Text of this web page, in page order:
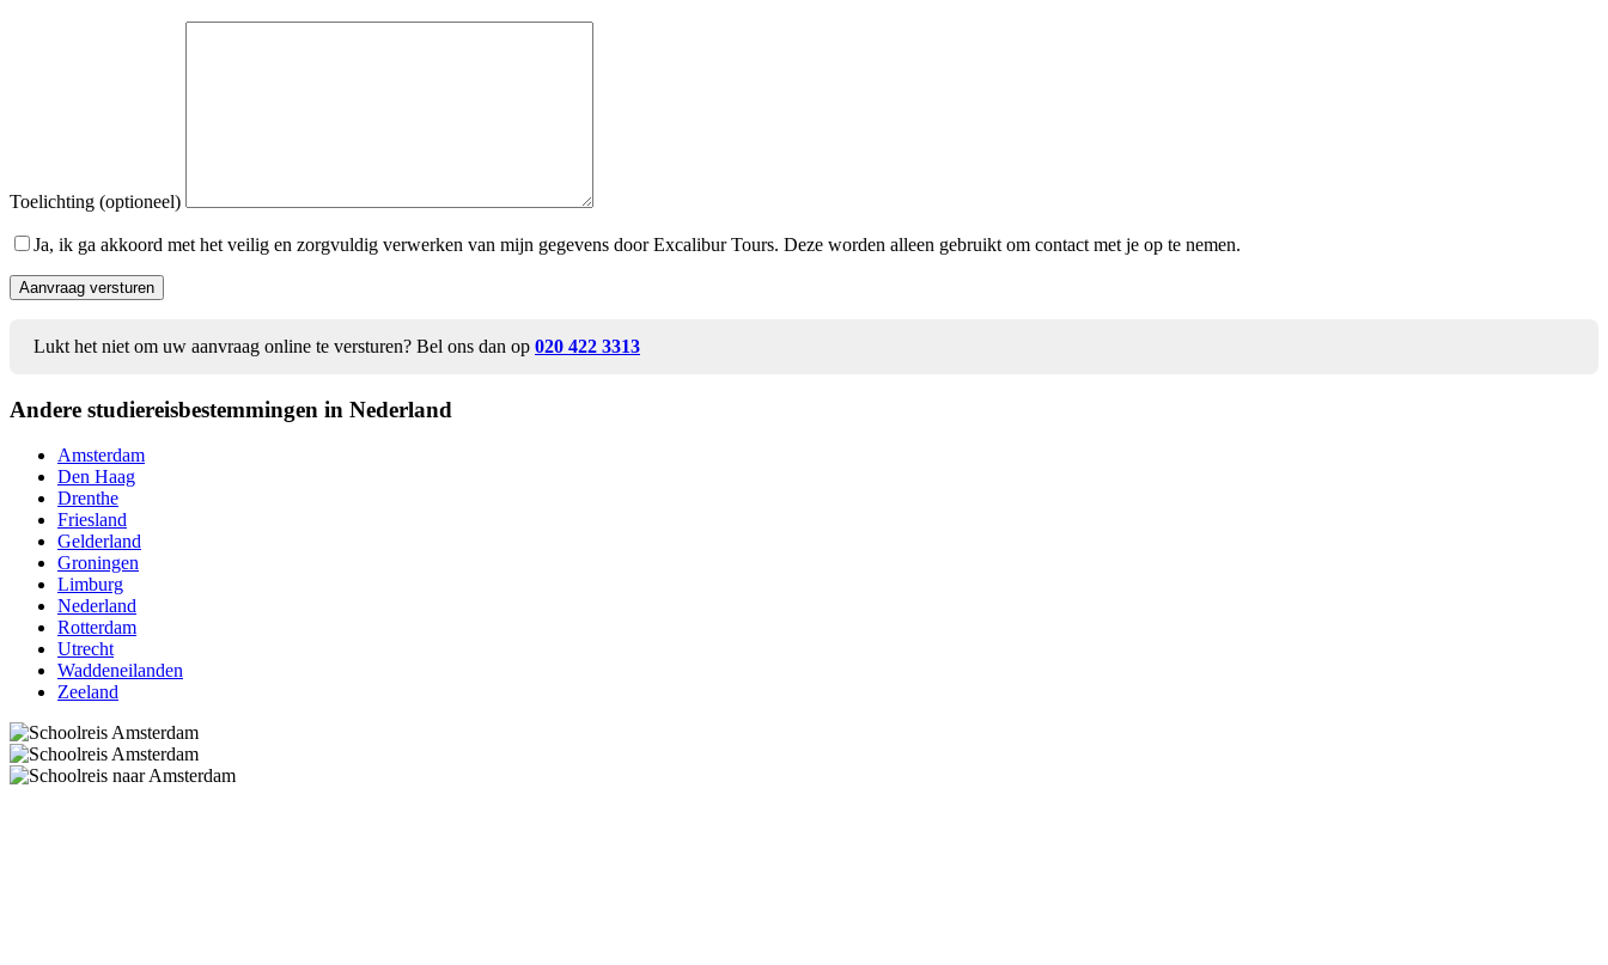
Toelichting (optioneel)
Ja, ik ga akkoord met het veilig en zorgvuldig verwerken van mijn gegevens door Excalibur Tours. Deze worden alleen gebruikt om contact met je op te nemen.
Lukt het niet om uw aanvraag online te versturen? Bel ons dan op 020 422 3313
Andere studiereisbestemmingen in Nederland
Amsterdam
Den Haag
Drenthe
Friesland
Gelderland
Groningen
Limburg
Nederland
Rotterdam
Utrecht
Waddeneilanden
Zeeland